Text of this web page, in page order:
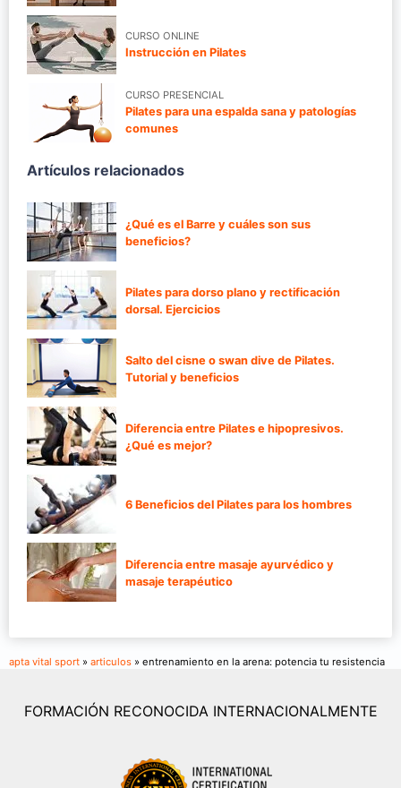
CURSO ONLINE
Instrucción en Pilates
CURSO PRESENCIAL
Pilates para una espalda sana y patologías
comunes
Artículos relacionados
¿Qué es el Barre y cuáles son sus
beneficios?
Pilates para dorso plano y rectificación
dorsal. Ejercicios
Salto del cisne o swan dive de Pilates.
Tutorial y beneficios
Diferencia entre Pilates e hipopresivos.
¿Qué es mejor?
6 Beneficios del Pilates para los hombres
Diferencia entre masaje ayurvédico y
masaje terapéutico
apta vital sport » articulos » entrenamiento en la arena: potencia tu resistencia
FORMACIÓN RECONOCIDA INTERNACIONALMENTE